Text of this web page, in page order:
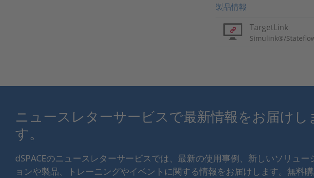
製品情報
TargetLink
Simulink®/
ニュースレターサービスで最新情報をお届けし
す。
dSPACEのニュースレターサービスでは、最新の使用事例、新しいソリュー
ョンや製品、トレーニングやイベントに関する情報をお届けします。無料